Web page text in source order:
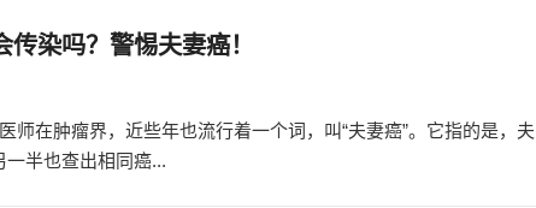
传染吗？警惕夫妻癌！
师在肿瘤界，近些年也流行着一个词，叫“夫妻癌”。它指的是，夫
半也查出相同癌...